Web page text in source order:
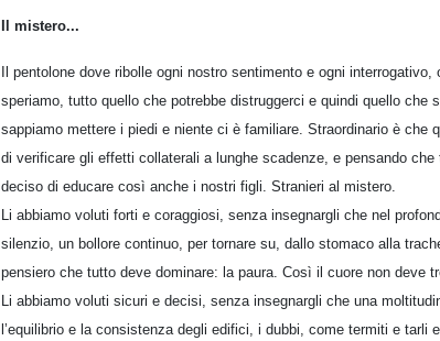
Il mistero...
Il pentolone dove ribolle ogni nostro sentimento e ogni
speriamo, tutto quello che potrebbe distruggerci e quindi quello
sappiamo mettere i piedi e niente ci è familiare. Straordinario è
di verificare gli effetti collaterali a lunghe scadenze, e pensando
deciso di educare così anche i nostri figli. Stranieri al mistero.
Li abbiamo voluti forti e coraggiosi, senza insegnargli che nel
silenzio, un bollore continuo, per tornare su, dallo stomaco alla
pensiero che tutto deve dominare: la paura. Così il cuore non deve
Li abbiamo voluti sicuri e decisi, senza insegnargli che una
l’equilibrio e la consistenza degli edifici, i dubbi, come termiti e